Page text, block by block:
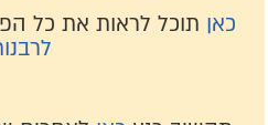
כאןתוכל לראות את כל